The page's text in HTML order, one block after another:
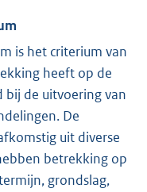
is het criterium van
heeft op de
bij de uitvoering van
De
uit diverse
betrekking op
grondslag,